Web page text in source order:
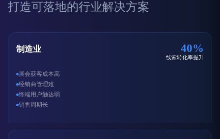
打造可落地的行业解决方案
制造业 40%
线索转化率提升
展会获客成本高
经销商管理难
终端用户触达弱
销售周期长